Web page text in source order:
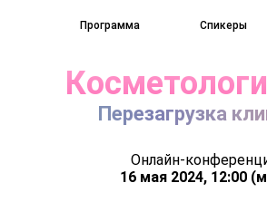
Перезагрузка
Программа Спикеры
Онлайн-
16 мая 2024, 12:00